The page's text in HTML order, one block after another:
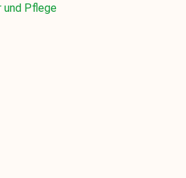
und Pflege